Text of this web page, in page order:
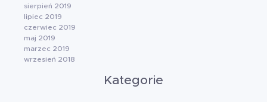
sierpień 2019
lipiec 2019
czerwiec 2019
maj 2019
marzec 2019
wrzesień 2018
Kategorie